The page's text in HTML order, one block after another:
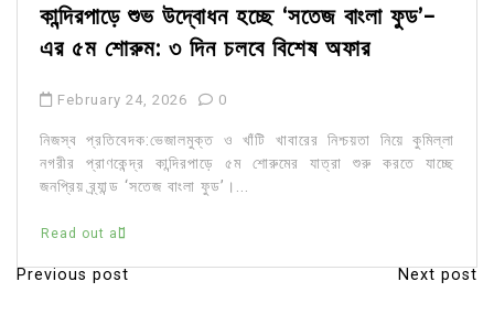
কান্দিরপাড়ে শুভ উদ্বোধন হচ্ছে ‘সতেজ বাংলা ফুড’-
এর ৫ম শোরুম: ৩ দিন চলবে বিশেষ অফার
February 24, 2026 0
নিজস্ব প্রতিবেদক:ভেজালমুক্ত ও খাঁটি খাবারের নিশ্চয়তা নিয়ে কুমিল্লা
নগরীর প্রাণকেন্দ্র কান্দিরপাড়ে ৫ম শোরুমের যাত্রা শুরু করতে যাচ্ছে
জনপ্রিয় ব্র্যান্ড ‘সতেজ বাংলা ফুড’।...
Read out all
P
Previous post Next post